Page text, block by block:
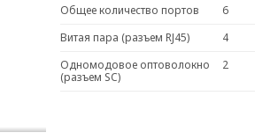
Общее количество портов
6
Витая пара (разъем RJ45)
4
Одномодовое оптоволокно
(разъем SC)
2